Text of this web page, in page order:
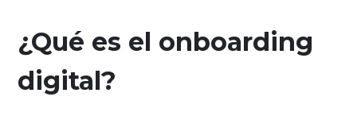
¿Qué es el onboarding
digital?